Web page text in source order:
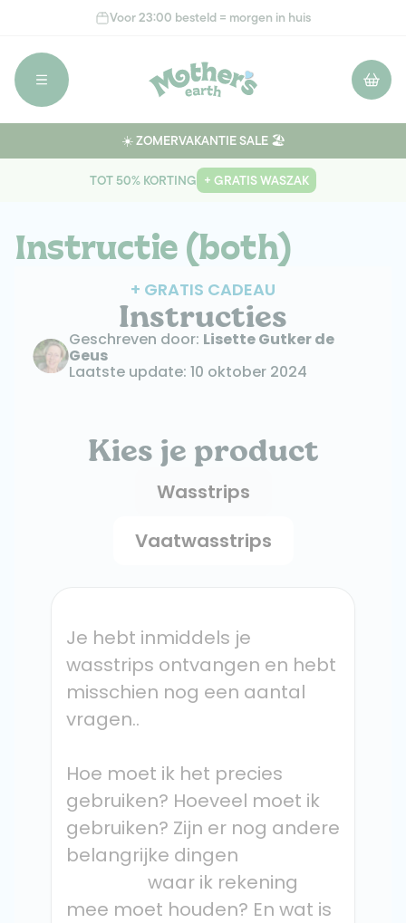
Voor 23:00 besteld = morgen in huis
☀️ ZOMERVAKANTIE SALE 🏖️
TOT 50% KORTING + GRATIS WASZAK
Instructie (both)
+ GRATIS CADEAU
Instructies
Geschreven door: Lisette Gutker de
Geus
Laatste update: 10 oktober 2024
Kies je product
Wasstrips
Vaatwasstrips
Je hebt inmiddels je
wasstrips ontvangen en hebt
misschien nog een aantal
vragen..
Hoe moet ik het precies
gebruiken? Hoeveel moet ik
gebruiken? Zijn er nog andere
belangrijke dingen
mee moet houden? En wat is